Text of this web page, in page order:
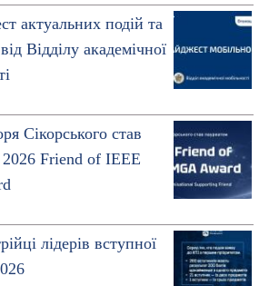
актуальних подій та
Відділу академічної
Сікорського став
2026 Friend of IEEE
лідерів вступної